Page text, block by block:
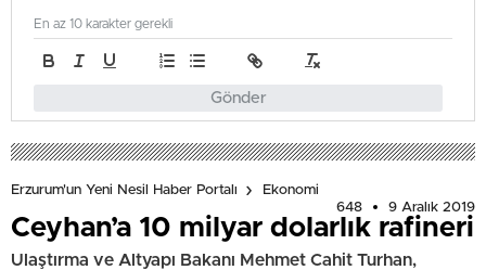
Gönder
En az 10 karakter gerekli
Erzurum'un Yeni Nesil Haber Portalı
Ekonomi
648
9 Aralık 2019
Ceyhan’a 10 milyar dolarlık rafineri
Ulaştırma ve Altyapı Bakanı Mehmet Cahit Turhan,